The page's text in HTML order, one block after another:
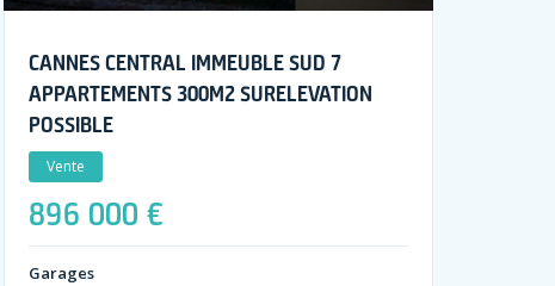
CANNES CENTRAL IMMEUBLE SUD 7
APPARTEMENTS 300M2 SURELEVATION
POSSIBLE
Vente
896 000 €
Garages